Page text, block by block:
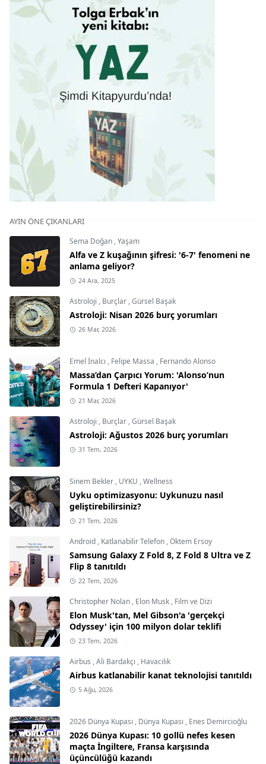
AYIN ÖNE ÇIKANLARI
Sema Doğan ,Yaşam
Alfa ve Z kuşağının şifresi: '6-7' fenomeni ne
anlama geliyor?
24 Ara, 2025
Astroloji , Burçlar ,Gürsel Başak
Astroloji: Nisan 2026 burç yorumları
26 Mar, 2026
Emel İnalcı , Felipe Massa , Fernando Alonso
Massa’dan Çarpıcı Yorum: 'Alonso’nun
Formula 1 Defteri Kapanıyor'
21 Mar, 2026
Astroloji , Burçlar ,Gürsel Başak
Astroloji: Ağustos 2026 burç yorumları
31 Tem, 2026
Sinem Bekler , UYKU ,Wellness
Uyku optimizasyonu: Uykunuzu nasıl
geliştirebilirsiniz?
21 Tem, 2026
Android , Katlanabilir Telefon ,Öktem Ersoy
Samsung Galaxy Z Fold 8, Z Fold 8 Ultra ve Z
Flip 8 tanıtıldı
22 Tem, 2026
Christopher Nolan , Elon Musk , Film ve Dizi
Elon Musk'tan, Mel Gibson'a 'gerçekçi
Odyssey' için 100 milyon dolar teklifi
23 Tem, 2026
Airbus ,Ali Bardakçı , Havacılık
Airbus katlanabilir kanat teknolojisi tanıtıldı
5 Ağu, 2026
2026 Dünya Kupası , Dünya Kupası , Enes Demircioğlu
2026 Dünya Kupası: 10 gollü nefes kesen
maçta İngiltere, Fransa karşısında
üçüncülüğü kazandı